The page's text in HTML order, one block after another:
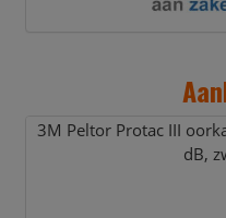
3M Peltor Protac III
dB,